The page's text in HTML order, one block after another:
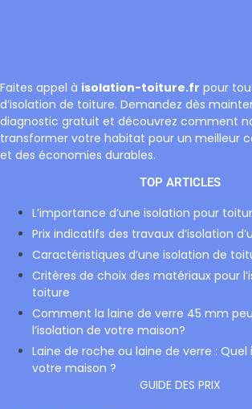
Faites appel à isolation-toiture.fr pour
d’isolation de toiture. Demandez dès
diagnostic gratuit et découvrez comment
transformer votre habitat pour un meilleur
et des économies durables.
TOP ARTICLES
L’importance d’une isolation pour
Prix indicatifs des travaux d’isolation
Caractéristiques d’une isolation de
Critères de choix des matériaux pour
toiture
Comment la laine de verre 45 mm
l’isolation de votre maison?
Laine de roche ou laine de verre :
votre maison ?
GUIDE DES PRIX